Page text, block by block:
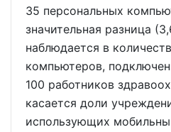
35 персональных
значительная разница
наблюдается в
компьютеров,
100 работников
касается доли
использующих